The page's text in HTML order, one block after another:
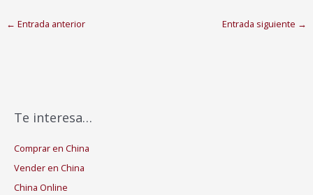
← Entrada anterior Entrada siguiente →
Te interesa…
Comprar en China
Vender en China
China Online